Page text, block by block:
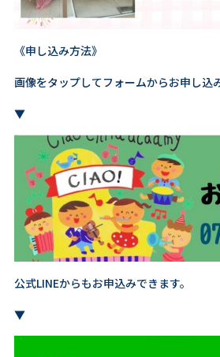
《申し込み方法》
画像をタップしてフォームからお申し込
▼
公式LINEからもお申込みできます。
▼